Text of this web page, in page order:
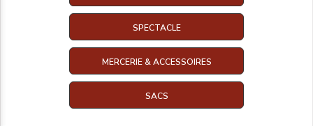
SPECTACLE
MERCERIE & ACCESSOIRES
SACS